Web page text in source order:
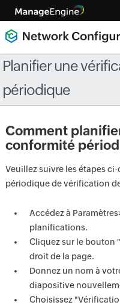
Planifier une
périodique
Comment
conformité
Veuillez suivre les étapes
périodique de vérification
Accédez à
planifications.
Cliquez sur le bouton
droit de la page.
Donnez un nom à
diapositive
Choisissez